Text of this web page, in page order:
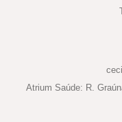
Atrium Saúde: R.